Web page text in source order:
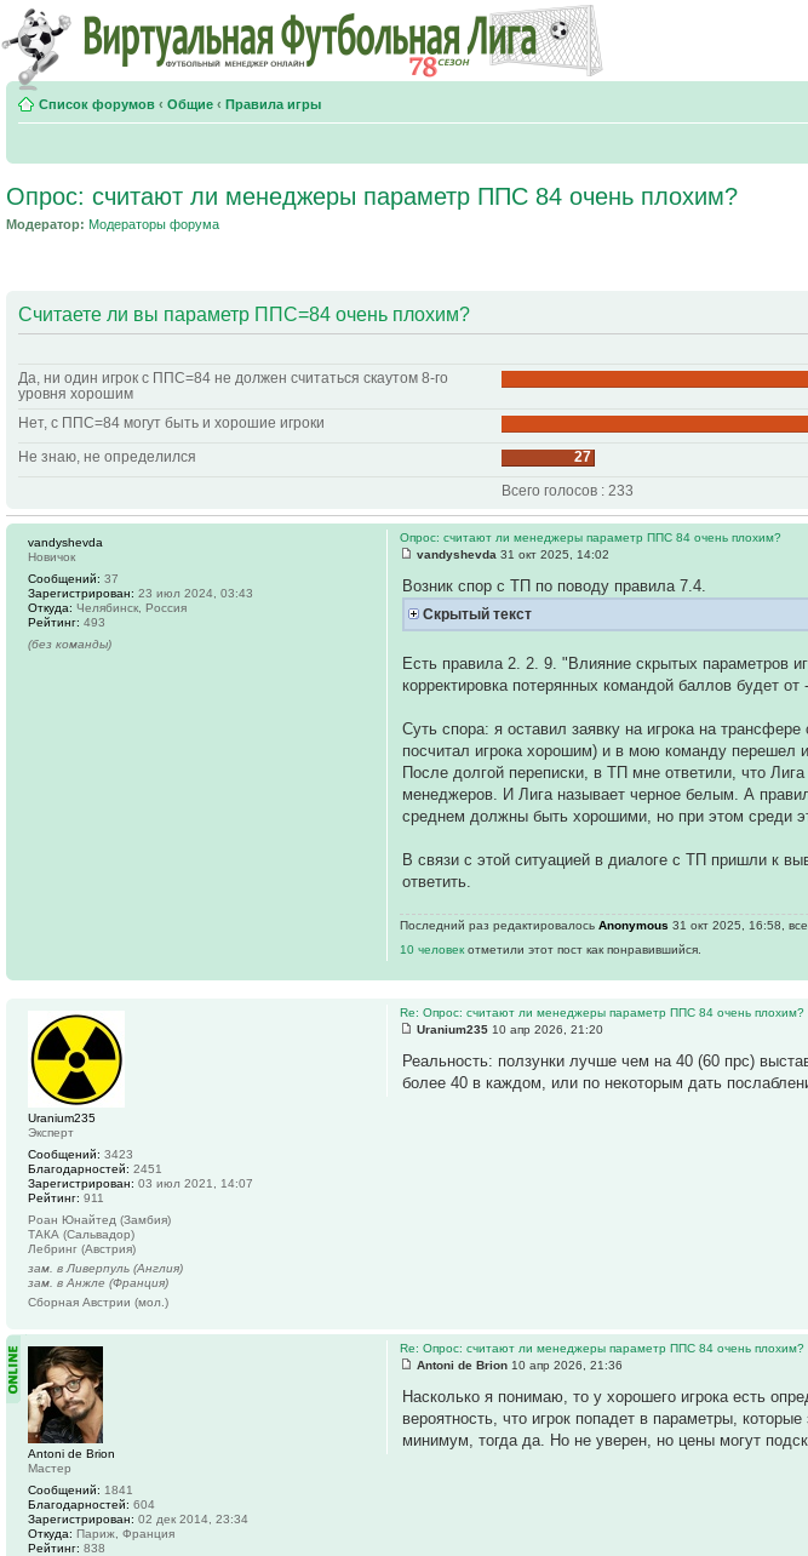
Список форумов ‹ Общие ‹ Правила игры
Опрос: считают ли менеджеры параметр ППС 84 очень плохим?
Модератор: Модераторы форума
Считаете ли вы параметр ППС=84 очень плохим?
Да, ни один игрок с ППС=84 не должен считаться скаутом 8-го
уровня хорошим
Нет, с ППС=84 могут быть и хорошие игроки
Не знаю, не определился
27
Всего голосов : 233
Опрос: считают ли менеджеры параметр ППС 84 очень плохим?
vandyshevda 31 окт 2025, 14:02
Возник спор с ТП по поводу правила 7.4.
Скрытый текст
Есть правила 2. 2. 9. "Влияние скрытых параметров
корректировка потерянных командой баллов будет от
Суть спора: я оставил заявку на игрока на
посчитал игрока хорошим) и в мою команду перешел
После долгой переписки, в ТП мне ответили, что
менеджеров. И Лига называет черное белым. А
среднем должны быть хорошими, но при этом среди
В связи с этой ситуацией в диалоге с ТП пришли к
ответить.
Последний раз редактировалосьAnonymous 31 окт 2025, 16:58,
10 человекотметили этот пост как понравившийся.
vandyshevda
Новичок
Сообщений: 37
Зарегистрирован: 23 июл 2024, 03:43
Откуда: Челябинск, Россия
Рейтинг: 493
(без команды)
Re: Опрос: считают ли менеджеры параметр ППС 84 очень плохим?
Uranium235 10 апр 2026, 21:20
Реальность: ползунки лучше чем на 40 (60 прс)
более 40 в каждом, или по некоторым дать
Uranium235
Эксперт
Сообщений: 3423
Благодарностей: 2451
Зарегистрирован: 03 июл 2021, 14:07
Рейтинг: 911
Роан Юнайтед (Замбия)
ТАКА (Сальвадор)
Лебринг (Австрия)
зам. в Ливерпуль (Англия)
зам. в Анжле (Франция)
Сборная Австрии (мол.)
Re: Опрос: считают ли менеджеры параметр ППС 84 очень плохим?
Antoni de Brion 10 апр 2026, 21:36
Насколько я понимаю, то у хорошего игрока есть
вероятность, что игрок попадет в параметры,
минимум, тогда да. Но не уверен, но цены могут
Antoni de Brion
Мастер
Сообщений: 1841
Благодарностей: 604
Зарегистрирован: 02 дек 2014, 23:34
Откуда: Париж, Франция
Рейтинг: 838